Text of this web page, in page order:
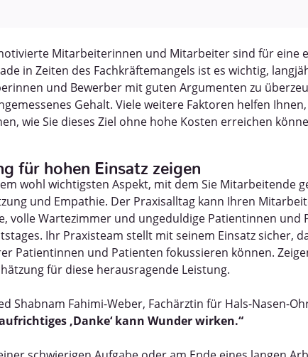
Mitarbeiterinnen und Mitarbeiter sind für eine
in Zeiten des Fachkräftemangels ist es wichtig,
und Bewerber mit guten Argumenten zu
Gehalt. Viele weitere Faktoren helfen
wie Sie dieses Ziel ohne hohe Kosten erreichen
für hohen Einsatz zeigen
wohl wichtigsten Aspekt, mit dem Sie Mitarbeitende
und Empathie. Der Praxisalltag kann Ihren
volle Wartezimmer und ungeduldige Patientinnen und
Ihr Praxisteam stellt mit seinem Einsatz sicher,
Patientinnen und Patienten fokussieren können.
für diese herausragende Leistung.
Shabnam Fahimi-Weber, Fachärztin für Hals-Nasen-
‚Danke‘ kann Wunder wirken.“